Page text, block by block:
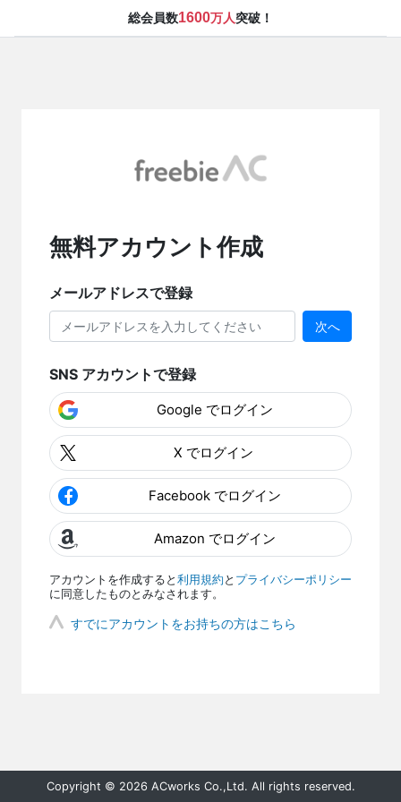
総会員数1600万人突破！
無料アカウント作成
メールアドレスで登録
次へ
SNS アカウントで登録
Google でログイン
X でログイン
Facebook でログイン
Amazon でログイン
アカウントを作成すると 利用規約 と プライバシーポリシー
に同意したものとみなされます。
すでにアカウントをお持ちの方はこちら
Copyright © 2026 ACworks Co.,Ltd. All rights reserved.